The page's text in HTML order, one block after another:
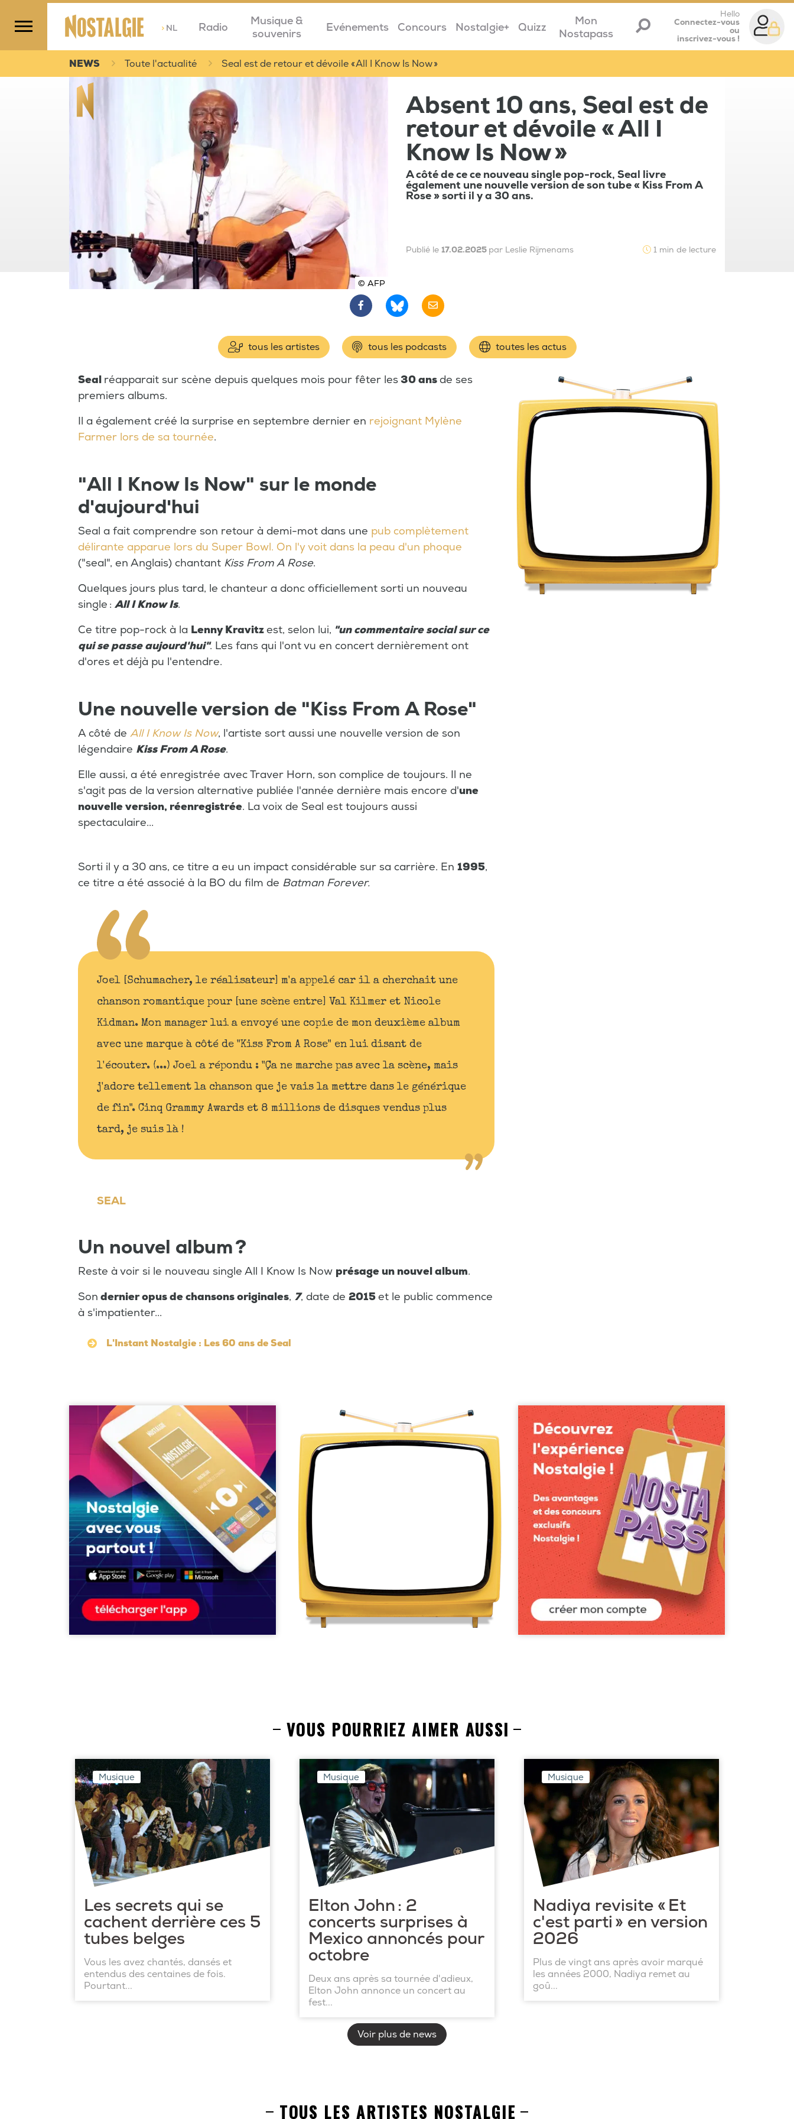
>NL Radio
Musique &
souvenirs
Evénements Concours Nostalgie+ Quizz
Mon
Nostapass
Hello
Connectez-vous
ou
inscrivez-vous !
NEWS Toute l'actualité Seal est de retour et dévoile « All I Know Is Now »
© AFP
Absent 10 ans, Seal est de
retour et dévoile « All I
Know Is Now »
A côté de ce ce nouveau single pop-rock, Seal livre
également une nouvelle version de son tube « Kiss From A
Rose » sorti il y a 30 ans.
Publié le 17.02.2025 par Leslie Rijmenams 1 min de lecture
tous les artistes tous les podcasts toutes les actus
Seal réapparait sur scène depuis quelques mois pour fêter les 30 ansde ses
premiers albums.
Il a également créé la surprise en septembre dernier en rejoignant Mylène
Farmer lors de sa tournée.
"All I Know Is Now" sur le monde
d'aujourd'hui
Seal a fait comprendre son retour à demi-mot dans une pub complètement
délirante apparue lors du Super Bowl. On l'y voit dans la peau d'un phoque
("seal", en Anglais) chantant Kiss From A Rose.
Quelques jours plus tard, le chanteur a donc officiellement sorti un nouveau
single : All I Know Is.
Ce titre pop-rock à la Lenny Kravitzest, selon lui, "un commentaire social sur ce
qui se passe aujourd'hui". Les fans qui l'ont vu en concert dernièrement ont
d'ores et déjà pu l'entendre.
Une nouvelle version de "Kiss From A Rose"
A côté de All I Know Is Now, l'artiste sort aussi une nouvelle version de son
légendaire Kiss From A Rose.
Elle aussi, a été enregistrée avec Traver Horn, son complice de toujours. Il ne
s'agit pas de la version alternative publiée l'année dernière mais encore d'une
nouvelle version, réenregistrée. La voix de Seal est toujours aussi
spectaculaire...
Sorti il y a 30 ans, ce titre a eu un impact considérable sur sa carrière. En 1995,
ce titre a été associé à la BO du film de Batman Forever.
Joel [Schumacher, le réalisateur] m'a appelé car il a cherchait une
chanson romantique pour [une scène entre] Val Kilmer et Nicole
Kidman. Mon manager lui a envoyé une copie de mon deuxième album
avec une marque à côté de "Kiss From A Rose" en lui disant de
l'écouter. (...) Joel a répondu : "Ça ne marche pas avec la scène, mais
j'adore tellement la chanson que je vais la mettre dans le générique
de fin". Cinq Grammy Awards et 8 millions de disques vendus plus
tard, je suis là !
SEAL
Un nouvel album ?
Reste à voir si le nouveau single All I Know Is Now présage un nouvel album.
Son dernier opus de chansons originales, 7, date de 2015et le public commence
à s'impatienter...
L'Instant Nostalgie : Les 60 ans de Seal
VOUS POURRIEZ AIMER AUSSI
Musique
Les secrets qui se
cachent derrière ces 5
tubes belges
Vous les avez chantés, dansés et
entendus des centaines de fois.
Pourtant...
Musique
Elton John : 2
concerts surprises à
Mexico annoncés pour
octobre
Deux ans après sa tournée d'adieux,
Elton John annonce un concert au
fest...
Musique
Nadiya revisite « Et
c'est parti » en version
2026
Plus de vingt ans après avoir marqué
les années 2000, Nadiya remet au
goû...
Voir plus de news
TOUS LES ARTISTES NOSTALGIE